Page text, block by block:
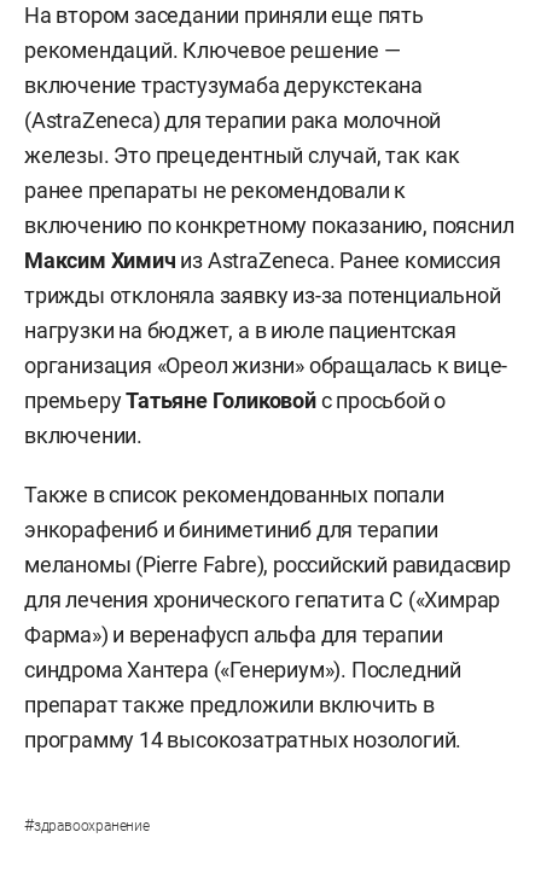
На втором заседании приняли еще пять
рекомендаций. Ключевое решение —
включение трастузумаба дерукстекана
(AstraZeneca) для терапии рака молочной
железы. Это прецедентный случай, так как
ранее препараты не рекомендовали к
включению по конкретному показанию, пояснил
Максим Химич из AstraZeneca. Ранее комиссия
трижды отклоняла заявку из-за потенциальной
нагрузки на бюджет, а в июле пациентская
организация «Ореол жизни» обращалась к вице-
премьеруТатьяне Голиковойс просьбой о
включении.
Также в список рекомендованных попали
энкорафениб и биниметиниб для терапии
меланомы (Pierre Fabre), российский равидасвир
для лечения хронического гепатита С («Химрар
Фарма») и веренафусп альфа для терапии
синдрома Хантера («Генериум»). Последний
препарат также предложили включить в
программу 14 высокозатратных нозологий.
#здравоохранение